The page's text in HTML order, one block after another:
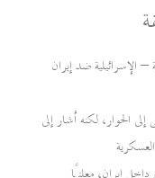
الإسرائيلية ضد إيران
الحوار، لكنه أشار إلى